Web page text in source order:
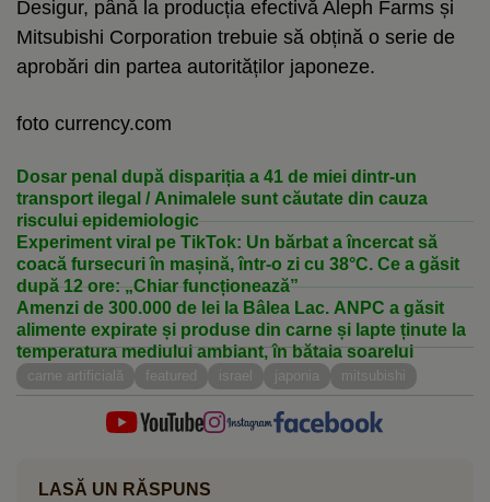
Desigur, până la producția efectivă Aleph Farms și
Mitsubishi Corporation trebuie să obțină o serie de
aprobări din partea autorităților japoneze.
foto currency.com
Dosar penal după dispariția a 41 de miei dintr-un
transport ilegal / Animalele sunt căutate din cauza
riscului epidemiologic
Experiment viral pe TikTok: Un bărbat a încercat să
coacă fursecuri în mașină, într-o zi cu 38°C. Ce a găsit
după 12 ore: „Chiar funcționează”
Amenzi de 300.000 de lei la Bâlea Lac. ANPC a găsit
alimente expirate și produse din carne și lapte ținute la
temperatura mediului ambiant, în bătaia soarelui
carne artificială featured israel japonia mitsubishi
LASĂ UN RĂSPUNS